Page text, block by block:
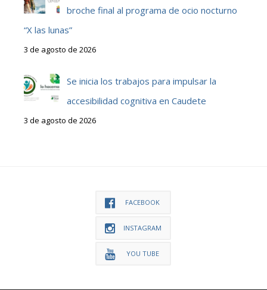
broche final al programa de ocio nocturno
“X las lunas”
3 de agosto de 2026
Se inicia los trabajos para impulsar la
accesibilidad cognitiva en Caudete
3 de agosto de 2026
FACEBOOK
INSTAGRAM
YOU TUBE